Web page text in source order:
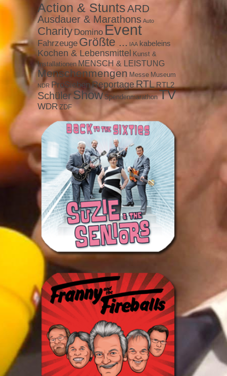
Action & StuntsARD
Ausdauer & Marathons Auto
Charity DominoEvent
Fahrzeuge Größte ... IAA kabeleins
Kochen & Lebensmittel
Kunst &
Installationen MENSCH & LEISTUNG
Menschenmengen Messe Museum
NDR ProSiebenReportage RTLRTL2
SchülerShow Spendenmarathon TV
WDR ZDF